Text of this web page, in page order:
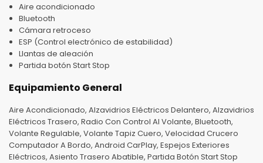
Aire acondicionado
Bluetooth
Cámara retroceso
ESP (Control electrónico de estabilidad)
Llantas de aleación
Partida botón Start Stop
Equipamiento General
Aire Acondicionado, Alzavidrios Eléctricos Delantero, Alzavidrios
Eléctricos Trasero, Radio Con Control Al Volante, Bluetooth,
Volante Regulable, Volante Tapiz Cuero, Velocidad Crucero
Computador A Bordo, Android CarPlay, Espejos Exteriores
Eléctricos, Asiento Trasero Abatible, Partida Botón Start Stop